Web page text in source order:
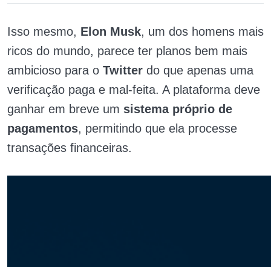
Isso mesmo, Elon Musk, um dos homens mais
ricos do mundo, parece ter planos bem mais
ambicioso para o Twitter do que apenas uma
verificação paga e mal-feita. A plataforma deve
ganhar em breve um sistema próprio de
pagamentos, permitindo que ela processe
transações financeiras.